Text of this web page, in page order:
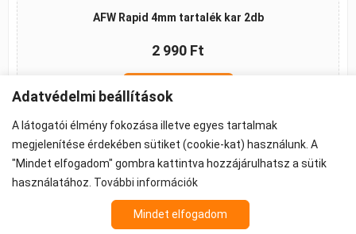
AFW Rapid 4mm tartalék kar 2db
2 990 Ft
©2026 - ÁSZF -Adatkezelés -Cookie beállítások
Propeller - FPV Alkatrész - FPV felszerelés
Az árak 27% ÁFA-t tartalmaznak.
Adatvédelmi beállítások
A látogatói élmény fokozása illetve egyes tartalmak
megjelenítése érdekében sütiket (cookie-kat) használunk. A
"Mindet elfogadom" gombra kattintva hozzájárulhatsz a sütik
használatához. További információk
Mindet elfogadom